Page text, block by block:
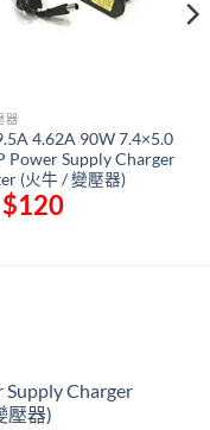
器
4.62A 90W 7.4×5.0
Power Supply Charger
(火牛 / 變壓器)
Original
price
$120Current
price
Supply Charger
壓器)